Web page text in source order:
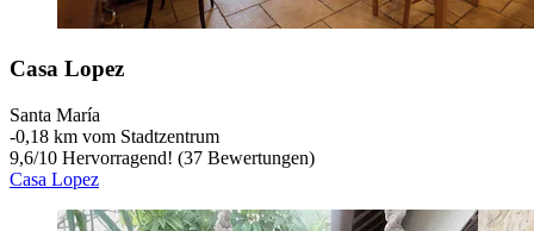
Casa Lopez
Santa María
‐0,18 km vom Stadtzentrum
9,6/10 Hervorragend! (37 Bewertungen)
Casa Lopez